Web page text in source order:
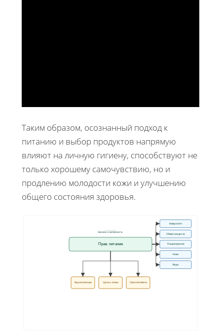
Таким образом, осознанный подход к
питанию и выбор продуктов напрямую
влияют на личную гигиену, способствуют не
только хорошему самочувствию, но и
продлению молодости кожи и улучшению
общего состояния здоровья.
Прав. питание
Иммунитет
Обмен веществ
Пищеварение
Кожа
Вода
Фрукты/овощи Цельн. злаки Орехи/семена
Баланс и активность